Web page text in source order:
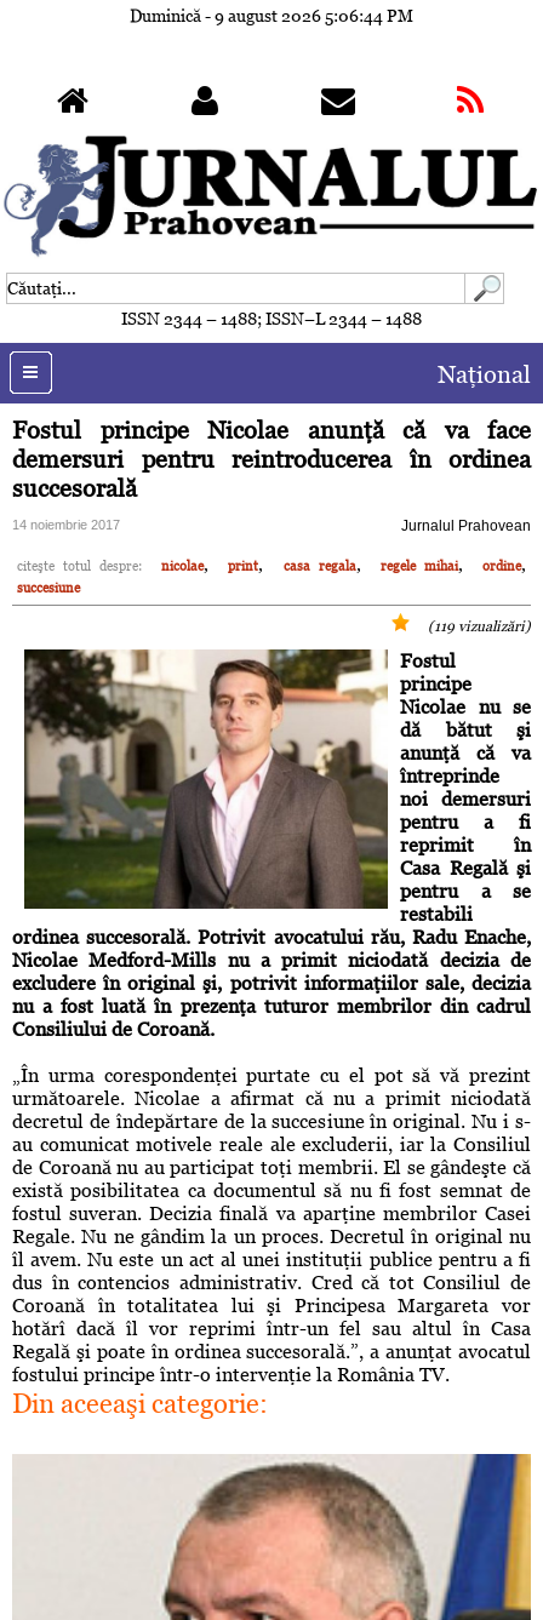
Duminică - 9 august 2026 5:06:47 PM
ISSN 2344 – 1488; ISSN–L 2344 – 1488
Naţional
Fostul principe Nicolae anunţă că va face
demersuri pentru reintroducerea în ordinea
succesorală
14 noiembrie 2017 Jurnalul Prahovean
citeşte totul despre: nicolae, print, casa regala, regele mihai, ordine,
succesiune
(119 vizualizări)
Fostul
principe
Nicolae nu se
dă bătut şi
anunţă că va
întreprinde
noi demersuri
pentru a fi
reprimit în
Casa Regală şi
pentru a se
restabili
ordinea succesorală. Potrivit avocatului rău, Radu Enache,
Nicolae Medford-Mills nu a primit niciodată decizia de
excludere în original şi, potrivit informaţiilor sale, decizia
nu a fost luată în prezenţa tuturor membrilor din cadrul
Consiliului de Coroană.
„În urma corespondenţei purtate cu el pot să vă prezint
următoarele. Nicolae a afirmat că nu a primit niciodată
decretul de îndepărtare de la succesiune în original. Nu i s-
au comunicat motivele reale ale excluderii, iar la Consiliul
de Coroană nu au participat toţi membrii. El se gândeşte că
există posibilitatea ca documentul să nu fi fost semnat de
fostul suveran. Decizia finală va aparţine membrilor Casei
Regale. Nu ne gândim la un proces. Decretul în original nu
îl avem. Nu este un act al unei instituţii publice pentru a fi
dus în contencios administrativ. Cred că tot Consiliul de
Coroană în totalitatea lui şi Principesa Margareta vor
hotărî dacă îl vor reprimi într-un fel sau altul în Casa
Regală şi poate în ordinea succesorală.”, a anunţat avocatul
fostului principe într-o intervenţie la România TV.
Din aceeaşi categorie: